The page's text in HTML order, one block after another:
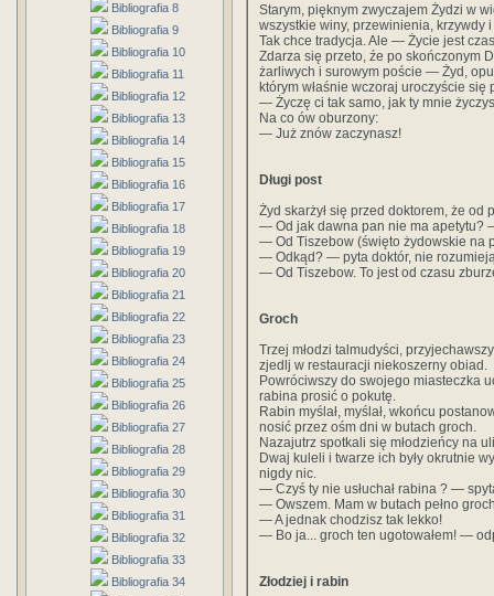
Bibliografia 8
Bibliografia 9
Bibliografia 10
Bibliografia 11
Bibliografia 12
Bibliografia 13
Bibliografia 14
Bibliografia 15
Bibliografia 16
Bibliografia 17
Bibliografia 18
Bibliografia 19
Bibliografia 20
Bibliografia 21
Bibliografia 22
Bibliografia 23
Bibliografia 24
Bibliografia 25
Bibliografia 26
Bibliografia 27
Bibliografia 28
Bibliografia 29
Bibliografia 30
Bibliografia 31
Bibliografia 32
Bibliografia 33
Bibliografia 34
Starym, pięknym zwyczajem Żydzi w
wszystkie winy, przewinienia, krzywdy
Tak chce tradycja. Ale — Życie jest
Zdarza się przeto, źe po skończonym
żarliwych i surowym poście — Żyd,
którym właśnie wczoraj uroczyście
— Życzę ci tak samo, jak ty mnie
Na co ów oburzony:
— Już znów zaczynasz!
Długi post
Żyd skarżył się przed doktorem, że
— Od jak dawna pan nie ma apetytu?
— Od Tiszebow (święto żydowskie na
— Odkąd? — pyta doktór, nie
— Od Tiszebow. To jest od czasu
Groch
Trzej młodzi talmudyści,
zjedlj w restauracji niekoszerny obiad.
Powróciwszy do swojego miasteczka
rabina prosić o pokutę.
Rabin myślał, myślał, wkońcu
nosić przez ośm dni w butach groch.
Nazajutrz spotkali się młodzieńcy na
Dwaj kuleli i twarze ich były okrutnie
nigdy nic.
— Czyś ty nie usłuchał rabina ? —
— Owszem. Mam w butach pełno
— A jednak chodzisz tak lekko!
— Bo ja... groch ten ugotowałem! —
Złodziej i rabin